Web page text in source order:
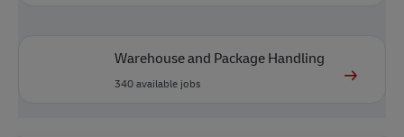
Warehouse and Package Handling
340available jobs